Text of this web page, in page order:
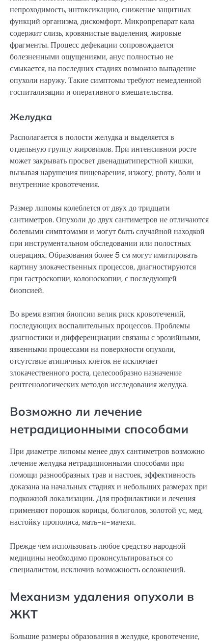
непроходимость, интоксикацию, снижение защитных
функций организма, дискомфорт. Микропрепарат кала
содержит слизь, кровянистые выделения, жировые
фрагменты. Процесс дефекации сопровождается
болезненными ощущениями, анус полностью не
смыкается, на последних стадиях возможно выпадение
опухоли наружу. Такие симптомы требуют немедленной
госпитализации и оперативного вмешательства.
Желудка
Располагается в полости желудка и выделяется в
отдельную группу жировиков. При интенсивном росте
может закрывать просвет двенадцатиперстной кишки,
вызывая нарушения пищеварения, изжогу, рвоту, боли и
внутренние кровотечения.
Размер липомы колеблется от двух до тридцати
сантиметров. Опухоли до двух сантиметров не отличаются
болевыми симптомами и могут быть случайной находкой
при инструментальном обследовании или полостных
операциях. Образования более 5 см могут имитировать
картину злокачественных процессов, диагностируются
при гастроскопии, колоноскопии, с последующей
биопсией.
Во время взятия биопсии велик риск кровотечений,
последующих воспалительных процессов. Проблемы
диагностики и дифференциации связаны с эрозийными,
язвенными процессами на поверхности опухоли,
отсутствие атипичных клеток не исключает
злокачественного роста, целесообразно назначение
рентгенологических методов исследования желудка.
Возможно ли лечение
нетрадиционными способами
При диаметре липомы менее двух сантиметров возможно
лечение желудка нетрадиционными способами при
помощи разнообразных трав и настоек, эффективность
доказана на начальных стадиях и небольших размерах при
подкожной локализации. Для профилактики и лечения
применяют порошок корицы, болиголов, золотой ус, мед,
настойку прополиса, мать-и-мачехи.
Прежде чем использовать любое средство народной
медицины необходимо проконсультироваться со
специалистом, исключив возможность осложнений.
Механизм удаления опухоли в
ЖКТ
Большие размеры образования в желудке, кровотечение,